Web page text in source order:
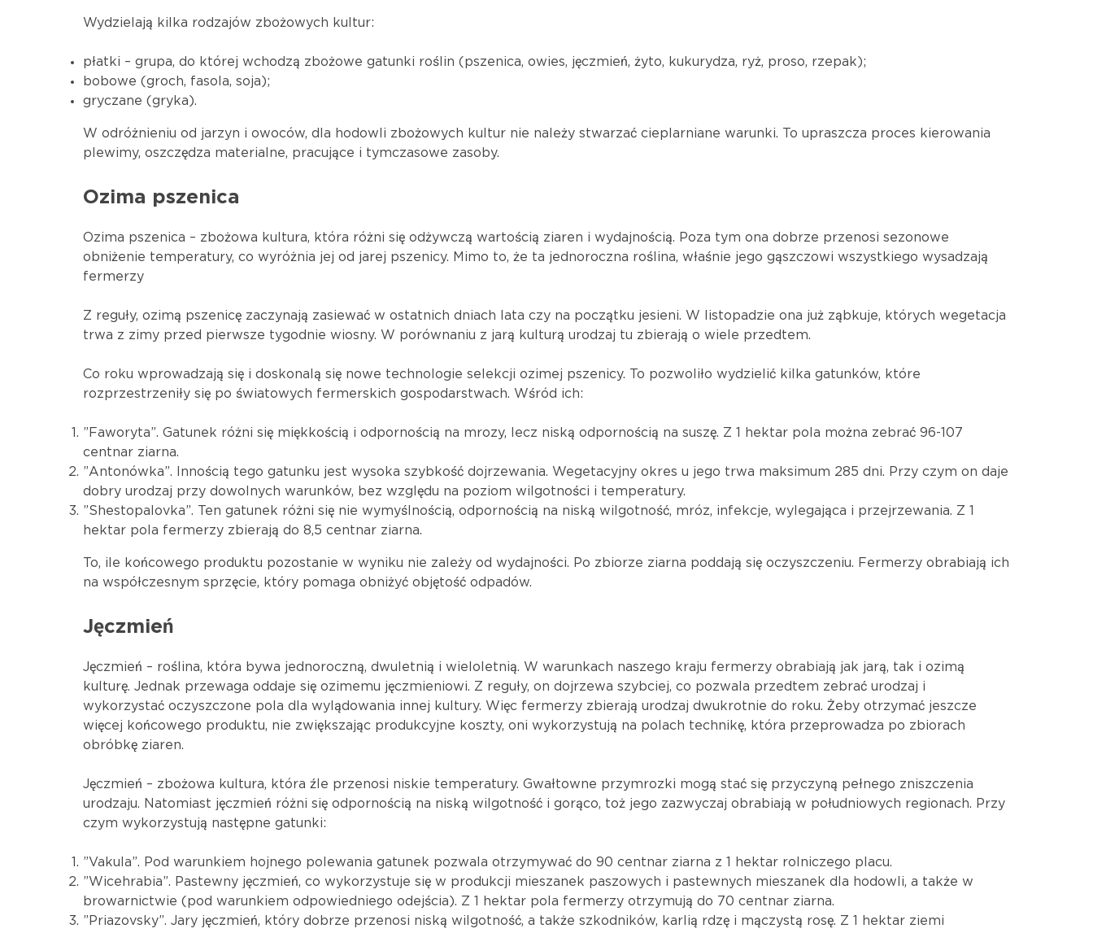
Wydzielają kilka rodzajów zbożowych kultur:
płatki – grupa, do której wchodzą zbożowe gatunki roślin (pszenica, owies, jęczmień, żyto, kukurydza, ryż, proso, rzepak);
bobowe (groch, fasola, soja);
gryczane (gryka).
W odróżnieniu od jarzyn i owoców, dla hodowli zbożowych kultur nie należy stwarzać cieplarniane warunki. To upraszcza proces kierowania
plewimy, oszczędza materialne, pracujące i tymczasowe zasoby.
Ozima pszenica
Ozima pszenica – zbożowa kultura, która różni się odżywczą wartością ziaren i wydajnością. Poza tym ona dobrze przenosi sezonowe
obniżenie temperatury, co wyróżnia jej od jarej pszenicy. Mimo to, że ta jednoroczna roślina, właśnie jego gąszczowi wszystkiego wysadzają
fermerzy
Z reguły, ozimą pszenicę zaczynają zasiewać w ostatnich dniach lata czy na początku jesieni. W listopadzie ona już ząbkuje, których wegetacja
trwa z zimy przed pierwsze tygodnie wiosny. W porównaniu z jarą kulturą urodzaj tu zbierają o wiele przedtem.
Co roku wprowadzają się i doskonalą się nowe technologie selekcji ozimej pszenicy. To pozwoliło wydzielić kilka gatunków, które
rozprzestrzeniły się po światowych fermerskich gospodarstwach. Wśród ich:
”Faworyta”. Gatunek różni się miękkością i odpornością na mrozy, lecz niską odpornością na suszę. Z 1 hektar pola można zebrać 96-107
centnar ziarna.
”Antonówka”. Innością tego gatunku jest wysoka szybkość dojrzewania. Wegetacyjny okres u jego trwa maksimum 285 dni. Przy czym on daje
dobry urodzaj przy dowolnych warunków, bez względu na poziom wilgotności i temperatury.
”Shestopalovka”. Ten gatunek różni się nie wymyślnością, odpornością na niską wilgotność, mróz, infekcje, wylegająca i przejrzewania. Z 1
hektar pola fermerzy zbierają do 8,5 centnar ziarna.
To, ile końcowego produktu pozostanie w wyniku nie zależy od wydajności. Po zbiorze ziarna poddają się oczyszczeniu. Fermerzy obrabiają ich
na współczesnym sprzęcie, który pomaga obniżyć objętość odpadów.
Jęczmień
Jęczmień – roślina, która bywa jednoroczną, dwuletnią i wieloletnią. W warunkach naszego kraju fermerzy obrabiają jak jarą, tak i ozimą
kulturę. Jednak przewaga oddaje się ozimemu jęczmieniowi. Z reguły, on dojrzewa szybciej, co pozwala przedtem zebrać urodzaj i
wykorzystać oczyszczone pola dla wylądowania innej kultury. Więc fermerzy zbierają urodzaj dwukrotnie do roku. Żeby otrzymać jeszcze
więcej końcowego produktu, nie zwiększając produkcyjne koszty, oni wykorzystują na polach technikę, która przeprowadza po zbiorach
obróbkę ziaren.
Jęczmień – zbożowa kultura, która źle przenosi niskie temperatury. Gwałtowne przymrozki mogą stać się przyczyną pełnego zniszczenia
urodzaju. Natomiast jęczmień różni się odpornością na niską wilgotność i gorąco, toż jego zazwyczaj obrabiają w południowych regionach. Przy
czym wykorzystują następne gatunki:
”Vakula”. Pod warunkiem hojnego polewania gatunek pozwala otrzymywać do 90 centnar ziarna z 1 hektar rolniczego placu.
”Wicehrabia”. Pastewny jęczmień, co wykorzystuje się w produkcji mieszanek paszowych i pastewnych mieszanek dla hodowli, a także w
browarnictwie (pod warunkiem odpowiedniego odejścia). Z 1 hektar pola fermerzy otrzymują do 70 centnar ziarna.
”Priazovsky”. Jary jęczmień, który dobrze przenosi niską wilgotność, a także szkodników, karlią rdzę i mączystą rosę. Z 1 hektar ziemi